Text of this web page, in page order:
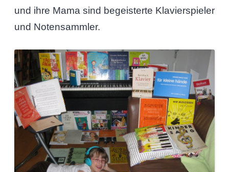
und ihre Mama sind begeisterte Klavierspieler
und Notensammler.